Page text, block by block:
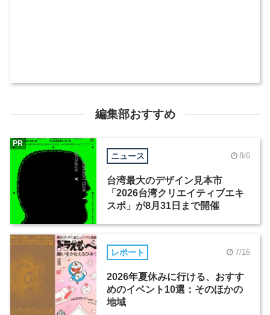
編集部おすすめ
ニュース 8/6
台湾最大のデザイン見本市
「2026台湾クリエイティブエキ
スポ」が8月31日まで開催
PR
レポート 7/16
2026年夏休みに行ける、おすす
めのイベント10選：そのほかの
地域